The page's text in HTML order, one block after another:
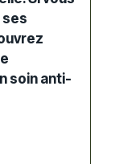
ses
soin anti-